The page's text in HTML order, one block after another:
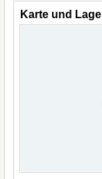
Karte und Lage